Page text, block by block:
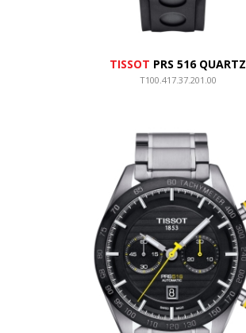
TISSOT PRS 516 QUARTZ
T100.417.37.201.00